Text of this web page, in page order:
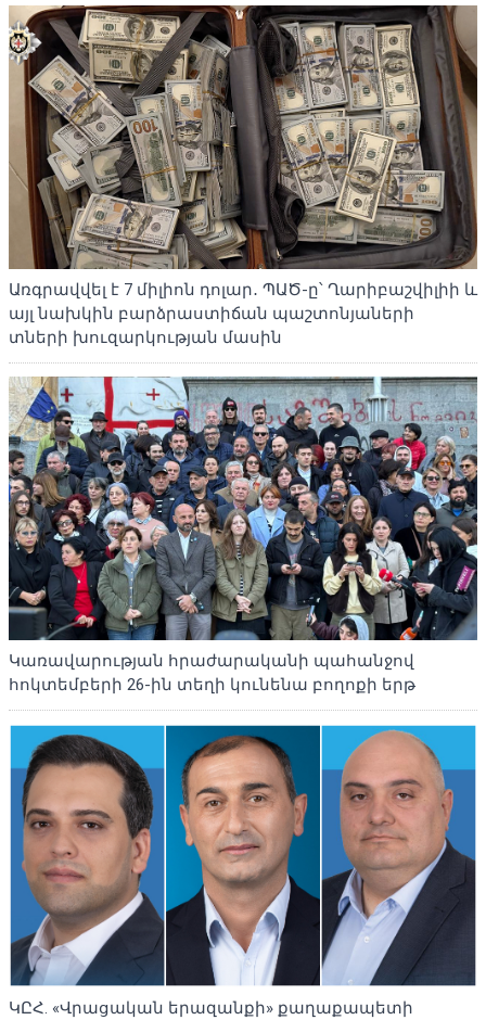
Առգրավվել է 7 միլիոն դոլար․ ՊԱԾ-ը՝ Ղարիբաշվիլիի և
այլ նախկին բարձրաստիճան պաշտոնյաների
տների խուզարկության մասին
Կառավարության հրաժարականի պահանջով
հոկտեմբերի 26-ին տեղի կունենա բողոքի երթ
ԿԸՀ. «Վրացական երազանքի» քաղաքապետի